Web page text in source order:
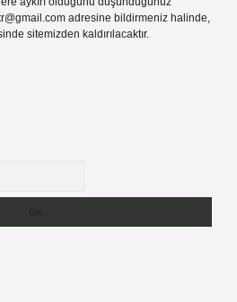
adresine bildirmeniz halinde,
sitemizden kaldırılacaktır.